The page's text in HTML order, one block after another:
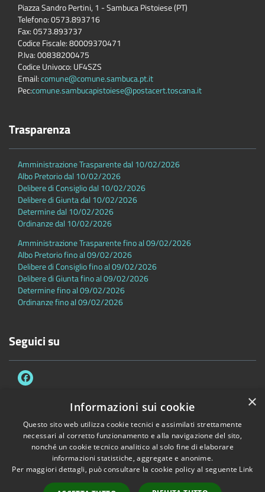
Piazza Sandro Pertini, 1 - Sambuca Pistoiese (PT)
Telefono: 0573.893716
Fax: 0573.893737
Codice Fiscale: 80009370471
P.Iva: 00838200475
Codice Univoco: UF4SZS
Email:comune@comune.sambuca.pt.it
Pec:comune.sambucapistoiese@postacert.toscana.it
Trasparenza
Amministrazione Trasparente dal 10/02/2026
Albo Pretorio dal 10/02/2026
Delibere di Consiglio dal 10/02/2026
Delibere di Giunta dal 10/02/2026
Determine dal 10/02/2026
Ordinanze dal 10/02/2026
Amministrazione Trasparente fino al 09/02/2026
Albo Pretorio fino al 09/02/2026
Delibere di Consiglio fino al 09/02/2026
Delibere di Giunta fino al 09/02/2026
Determine fino al 09/02/2026
Ordinanze fino al 09/02/2026
Seguici su
Accessibilità Privacy Cookie
Mappa del sito
Dichiarazione di accessibilità
Copyright © 2026 • Comune di Sambuca Pistoiese • Powered by
Municipium
Accesso redazione
×
Informazioni sui cookie
Questo sito web utilizza cookie tecnici e assimilati strettamente
necessari al corretto funzionamento e alla navigazione del sito,
nonché un cookie tecnico analitico al solo fine di elaborare
informazioni statistiche, aggregate e anonime.
Per maggiori dettagli, può consultare la cookie policy al seguente Link